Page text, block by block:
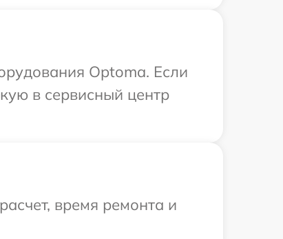
Optoma. Если
в сервисный центр
время ремонта и